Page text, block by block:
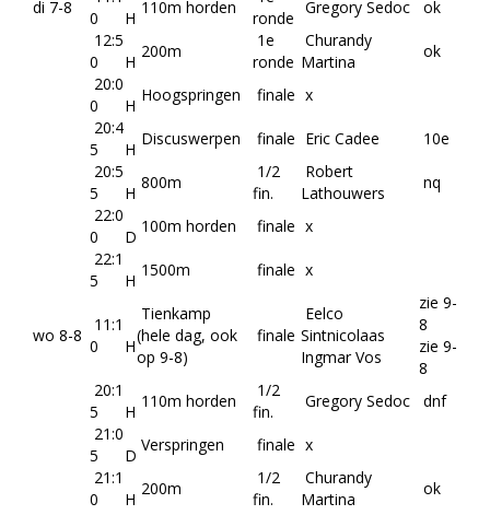
di 7-8
0
H
110m horden
ronde
Gregory Sedoc
ok
12:5
0
H
200m
1e
ronde
Churandy
Martina
ok
20:0
0
H
Hoogspringen finale x
20:4
5
H
Discuswerpen finale Eric Cadee
10e
20:5
5
H
800m
1/2
fin.
Robert
Lathouwers
nq
22:0
0
D
100m horden finale x
22:1
5
H
1500m finale x
wo 8-8
11:1
0
H
Tienkamp
(hele dag, ook
op 9-8)
finale
Eelco
Sintnicolaas
Ingmar Vos
zie 9-
8
zie 9-
8
20:1
5
H
110m horden
1/2
fin.
Gregory Sedoc
dnf
21:0
5
D
Verspringen finale x
21:1
0
H
200m
1/2
fin.
Churandy
Martina
ok